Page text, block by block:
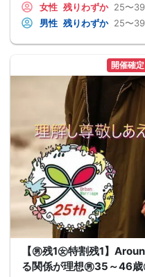
女性 残りわずか 25〜
男性 残りわずか 25〜
開催確定
【㊚残1㊛特割残1】
る関係が理想㊚35～46